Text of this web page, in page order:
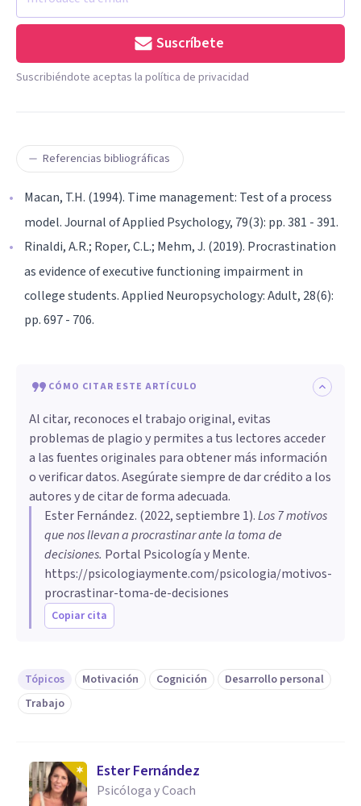
Suscríbete
Suscribiéndote aceptas la política de privacidad
Referencias bibliográficas
Macan, T.H. (1994). Time management: Test of a process
model. Journal of Applied Psychology, 79(3): pp. 381 - 391.
Rinaldi, A.R.; Roper, C.L.; Mehm, J. (2019). Procrastination
as evidence of executive functioning impairment in
college students. Applied Neuropsychology: Adult, 28(6):
pp. 697 - 706.
CÓMO CITAR ESTE ARTÍCULO
Al citar, reconoces el trabajo original, evitas
problemas de plagio y permites a tus lectores acceder
a las fuentes originales para obtener más información
o verificar datos. Asegúrate siempre de dar crédito a los
autores y de citar de forma adecuada.
Ester Fernández. (2022, septiembre 1).Los 7 motivos
que nos llevan a procrastinar ante la toma de
decisiones. Portal Psicología y Mente.
https://psicologiaymente.com/psicologia/motivos-
procrastinar-toma-de-decisiones
Copiar cita
Tópicos Motivación Cognición
Desarrollo personal
Trabajo
Ester Fernández
Psicóloga y Coach